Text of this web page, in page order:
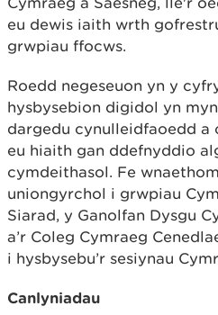
eu dewis iaith wrth
grwpiau ffocws.
Roedd negeseuon yn y
hysbysebion digidol yn
dargedu cynulleidfaoedd a
eu hiaith gan ddefnyddio
cymdeithasol. Fe
uniongyrchol i grwpiau
Siarad, y Ganolfan Dysgu
a’r Coleg Cymraeg
i hysbysebu’r sesiynau
Canlyniadau